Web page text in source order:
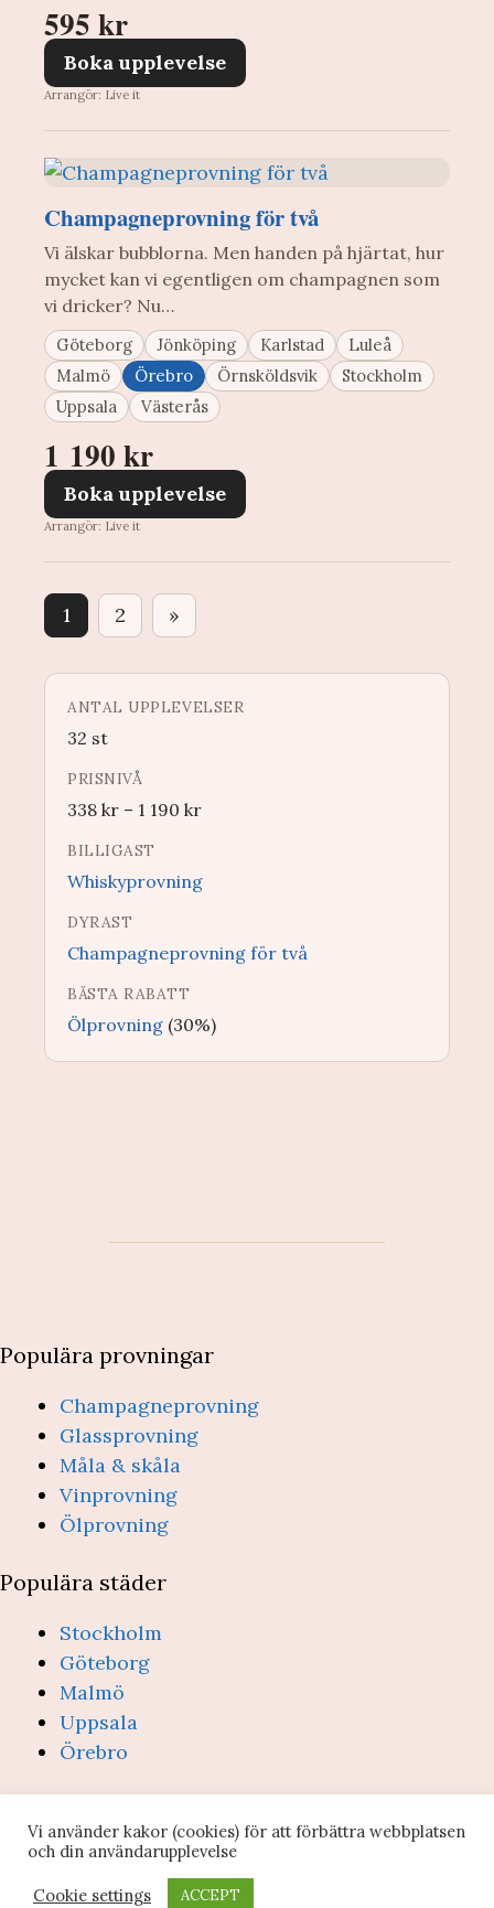
595 kr
Boka upplevelse
Arrangör: Live it
Champagneprovning för två
Vi älskar bubblorna. Men handen på hjärtat, hur
mycket kan vi egentligen om champagnen som
vi dricker? Nu…
Göteborg Jönköping Karlstad
Luleå
Malmö
Örebro Örnsköldsvik
Stockholm
Uppsala
Västerås
1 190 kr
Boka upplevelse
Arrangör: Live it
1 2 »
ANTAL UPPLEVELSER
32 st
PRISNIVÅ
338 kr – 1 190 kr
BILLIGAST
Whiskyprovning
DYRAST
Champagneprovning för två
BÄSTA RABATT
Ölprovning (30%)
Populära provningar
Champagneprovning
Glassprovning
Måla & skåla
Vinprovning
Ölprovning
Populära städer
Stockholm
Göteborg
Malmö
Uppsala
Örebro
villkor- info@provsmakning.se
559022-4076)
Vi använder kakor (cookies) för att förbättra webbplatsen
och din användarupplevelse
Cookie settings ACCEPT